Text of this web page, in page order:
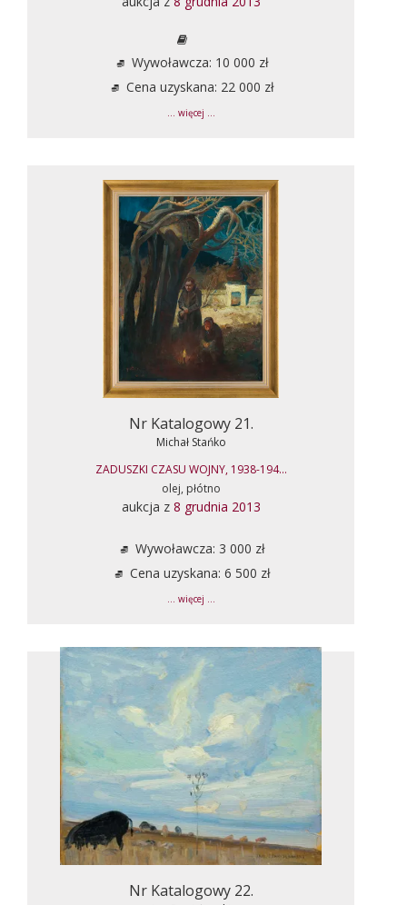
Wywoławcza: 10 000 zł
Cena uzyskana: 22 000 zł
... więcej ...
Nr Katalogowy 21.
Michał Stańko
ZADUSZKI CZASU WOJNY, 1938-194...
olej, płótno
aukcja z 8 grudnia 2013
Wywoławcza: 3 000 zł
Cena uzyskana: 6 500 zł
... więcej ...
Nr Katalogowy 22.